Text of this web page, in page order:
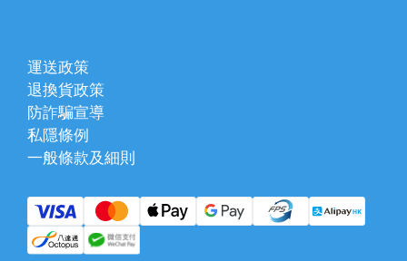
運送政策
退換貨政策
防詐騙宣導
私隱條例
一般條款及細則